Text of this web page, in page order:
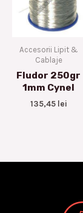
Accesorii Lipit &
Cablaje
Fludor 250gr
1mm Cynel
135,45 lei